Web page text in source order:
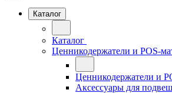
Каталог
Каталог
Ценникодержатели и POS-
Ценникодержатели и
Аксессуары для